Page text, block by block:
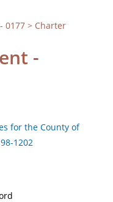
0177> Charter
-
for the County of
1202